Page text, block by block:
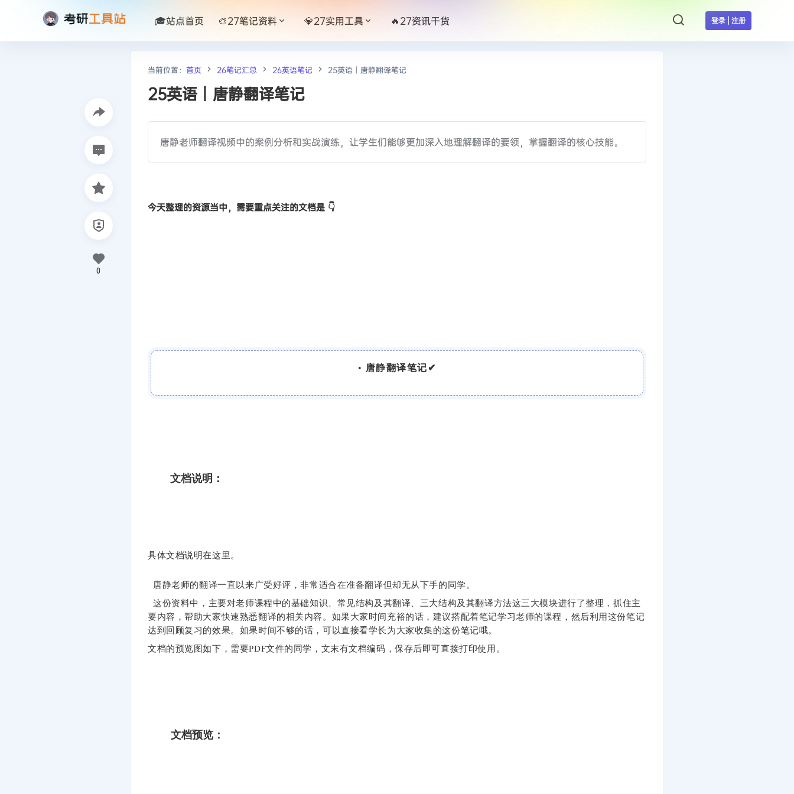
登录 | 注册
🎓站点首页 🎨27笔记资料 💎27实用工具 🔥27资讯干货
当前位置： 首页 26笔记汇总 26英语笔记 25英语丨唐静翻译笔记
25英语丨唐静翻译笔记
唐静老师翻译视频中的案例分析和实战演练，让学生们能够更加深入地理解翻译的要领，掌握翻译的核心技能。
今天整理的资源当中，需要重点关注的文档是 👇
• 唐静翻译笔记✔
文档说明：
具体文档说明在这里。
唐静老师的翻译一直以来广受好评，非常适合在准备翻译但却无从下手的同学。
这份资料中，主要对老师课程中的基础知识、常见结构及其翻译、三大结构及其翻译方法这三大模块进行了整理，抓住主
要内容，帮助大家快速熟悉翻译的相关内容。如果大家时间充裕的话，建议搭配着笔记学习老师的课程，然后利用这份笔记
达到回顾复习的效果。 如果时间不够的话，可以直接看学长为大家收集的这份笔记哦。
文档的预览图如下，需要PDF文件的同学，文末有文档编码，保存后即可直接打印使用。
文档预览：
0